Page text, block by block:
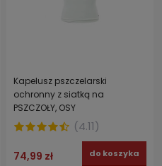
Kapelusz pszczelarski
ochronny z siatką na
PSZCZOŁY, OSY
(4.11)
74,99 zł do koszyka